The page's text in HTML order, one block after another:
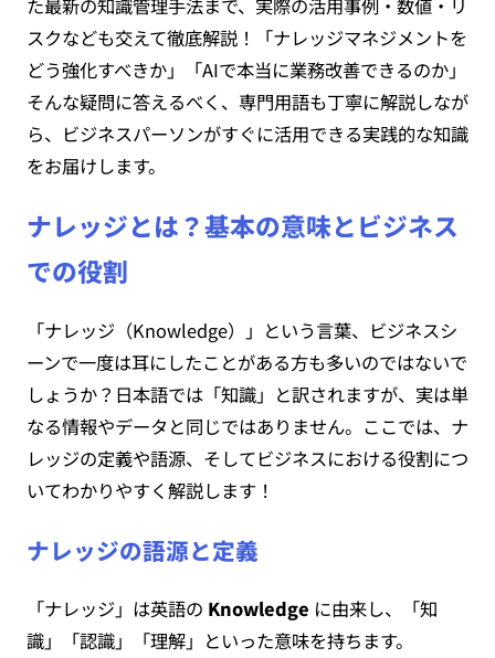
た最新の知識管理手法まで、実際の活用事例・数値・リ
スクなども交えて徹底解説！「ナレッジマネジメントを
どう強化すべきか」「AIで本当に業務改善できるのか」
そんな疑問に答えるべく、専門用語も丁寧に解説しなが
ら、ビジネスパーソンがすぐに活用できる実践的な知識
をお届けします。
ナレッジとは？基本の意味とビジネス
での役割
「ナレッジ（Knowledge）」という言葉、ビジネスシ
ーンで一度は耳にしたことがある方も多いのではないで
しょうか？日本語では「知識」と訳されますが、実は単
なる情報やデータと同じではありません。ここでは、ナ
レッジの定義や語源、そしてビジネスにおける役割につ
いてわかりやすく解説します！
ナレッジの語源と定義
「ナレッジ」は英語の Knowledge に由来し、「知
識」「認識」「理解」といった意味を持ちます。